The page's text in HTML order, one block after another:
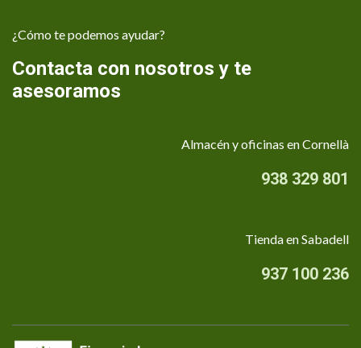
¿Cómo te podemos ayudar?
Contacta con nosotros y te
asesoramos
Almacén y oficinas en Cornellà
938 329 801
Tienda en Sabadell
937 100 236